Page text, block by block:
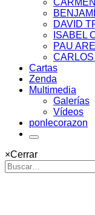
DAVID
ISABEL
PAU
Cartas
Zenda
Multimedia
Galerías
Vídeos
ponlecorazon
×Cerrar